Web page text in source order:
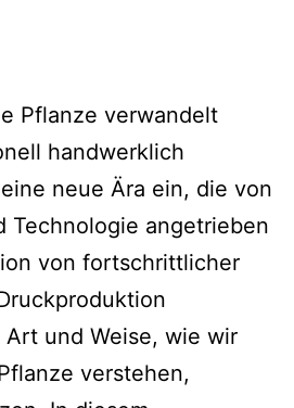
Pflanze verwandelt
handwerklich
neue Ära ein, die von
Technologie angetrieben
von fortschrittlicher
und Weise, wie wir
verstehen,